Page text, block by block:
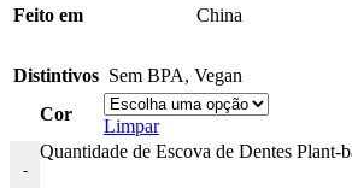
Feito em China
Distintivos Sem BPA, Vegan
Cor
Limpar
-
Quantidade de Escova de Dentes